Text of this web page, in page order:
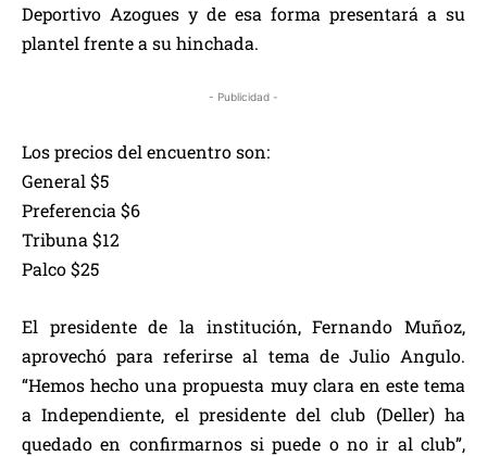
Deportivo Azogues y de esa forma presentará a su
plantel frente a su hinchada.
- Publicidad -
Los precios del encuentro son:
General $5
Preferencia $6
Tribuna $12
Palco $25
El presidente de la institución, Fernando Muñoz,
aprovechó para referirse al tema de Julio Angulo.
“Hemos hecho una propuesta muy clara en este tema
a Independiente, el presidente del club (Deller) ha
quedado en confirmarnos si puede o no ir al club”,